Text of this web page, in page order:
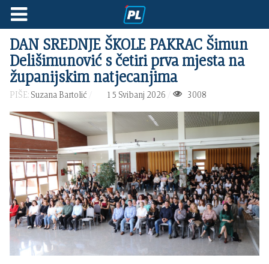
DAN SREDNJE ŠKOLE PAKRAC Šimun
Delišimunović s četiri prva mjesta na
županijskim natjecanjima
PIŠE: Suzana Bartolić 15 Svibanj 2026 3008